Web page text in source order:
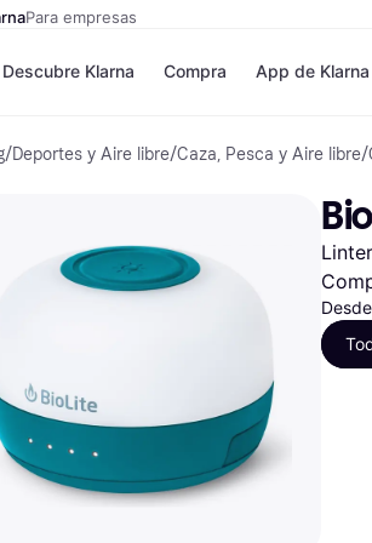
Para empresas
Descubre Klarna
Formas de
Paga ahora
Paga en 3 plazos
Paga en 30 días
Financiación
Klarna en Apple
Compra
Tiendas
Zalando
JD Sports
Directorio de
App de Klarna
/Deportes y Aire libre/Caza, Pesca y Aire libre/